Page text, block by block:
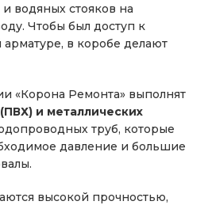
водяных стояков на
Чтобы был доступ к
в коробе делают
«Корона Ремонта» выполнят
и металлических
труб, которые
давление и большие
высокой прочностью,